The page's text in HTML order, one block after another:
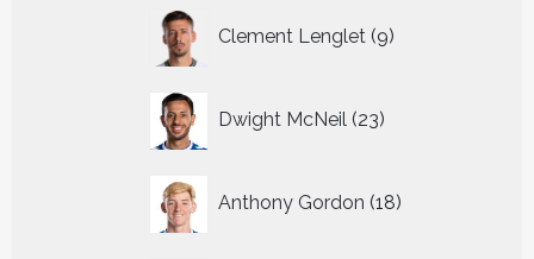
Clement Lenglet 9
producten
Dwight McNeil 23
producten
Anthony Gordon 18
producten